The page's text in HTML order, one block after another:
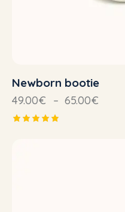
Newborn bootie
49.00€ – 65.00€